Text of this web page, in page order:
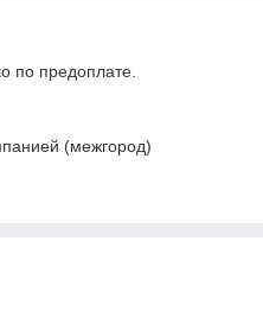
по предоплате.
(межгород)